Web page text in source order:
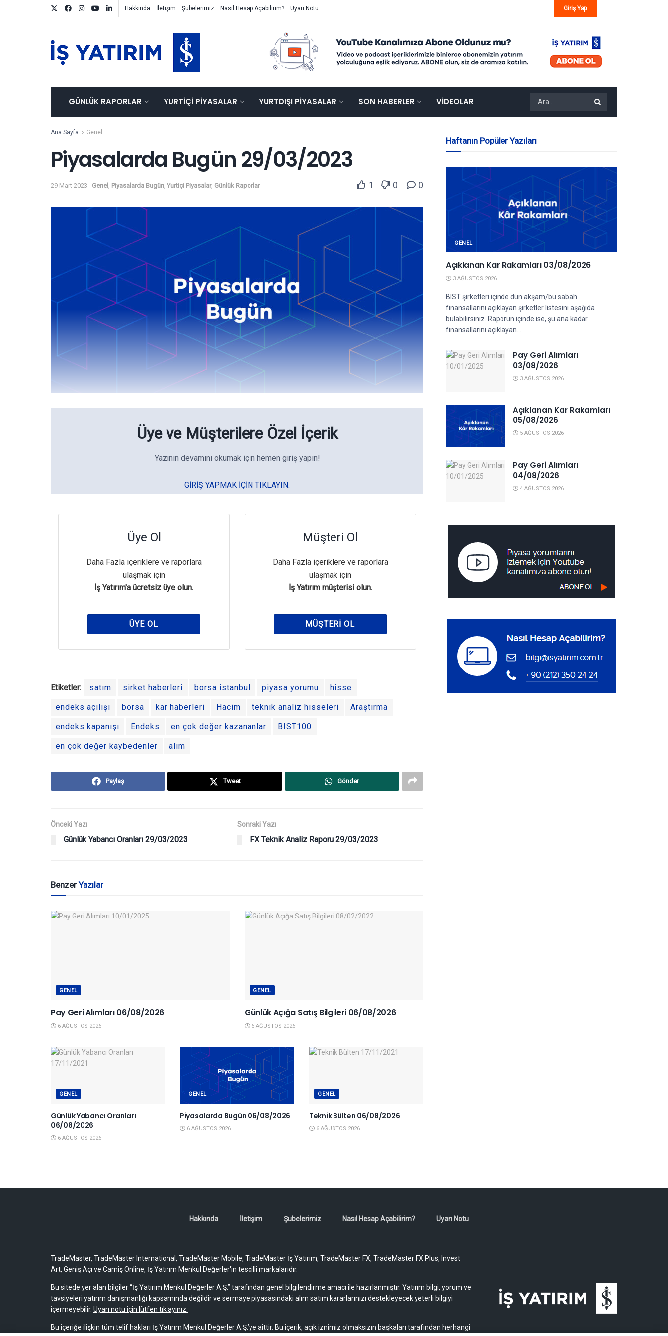
Hakkında İletişim Şubelerimiz Nasıl Hesap Açabilirim? Uyarı Notu Giriş Yap
GÜNLÜK RAPORLAR YURTIÇI PIYASALAR YURTDIŞI PIYASALAR SON HABERLER VIDEOLAR
Ana Sayfa Genel
Piyasalarda Bugün 29/03/2023
29 Mart 2023 Genel Piyasalarda Bugün Yurtiçi Piyasalar, Günlük Raporlar 1 0 0
Üye ve Müşterilere Özel İçerik
Yazının devamını okumak için hemen giriş yapın!
GIRIŞ YAPMAK IÇIN TIKLAYIN.
Üye Ol
Daha Fazla içeriklere ve raporlara
ulaşmak için
İş Yatırım'a ücretsiz üye olun.
ÜYE OL
Müşteri Ol
Daha Fazla içeriklere ve raporlara
ulaşmak için
İş Yatırım müşterisi olun.
MÜŞTERI OL
Etiketler: satım sirket haberleri borsa istanbul piyasa yorumu hisse
endeks açılışı borsa kar haberleri Hacim teknik analiz hisseleri Araştırma
endeks kapanışı Endeks en çok değer kazananlar BIST100
en çok değer kaybedenler alım
Paylaş Tweet Gönder
Önceki Yazı
Günlük Yabancı Oranları 29/03/2023
Sonraki Yazı
FX Teknik Analiz Raporu 29/03/2023
BenzerYazılar
GENEL
Pay Geri Alımları 06/08/2026
6 AĞUSTOS 2026
GENEL
Günlük Açığa Satış Bilgileri 06/08/2026
6 AĞUSTOS 2026
GENEL
Günlük Yabancı Oranları
06/08/2026
6 AĞUSTOS 2026
GENEL
Piyasalarda Bugün 06/08/2026
6 AĞUSTOS 2026
GENEL
Teknik Bülten 06/08/2026
6 AĞUSTOS 2026
Haftanın Popüler Yazıları
GENEL
Açıklanan Kar Rakamları 03/08/2026
3 AĞUSTOS 2026
BIST şirketleri içinde dün akşam/bu sabah
finansallarını açıklayan şirketler listesini aşağıda
bulabilirsiniz. Raporun içinde ise, şu ana kadar
finansallarını açıklayan...
Pay Geri Alımları
03/08/2026
3 AĞUSTOS 2026
Açıklanan Kar Rakamları
05/08/2026
5 AĞUSTOS 2026
Pay Geri Alımları
04/08/2026
4 AĞUSTOS 2026
Hakkında İletişim Şubelerimiz Nasıl Hesap Açabilirim? Uyarı Notu
TradeMaster, TradeMaster International, TradeMaster Mobile, TradeMaster İş Yatırım, TradeMaster FX, TradeMaster FX Plus, Invest
Art, Geniş Açı ve Camiş Online, İş Yatırım Menkul Değerler'in tescilli markalarıdır.
Bu sitede yer alan bilgiler “İş Yatırım Menkul Değerler A.Ş.” tarafından genel bilgilendirme amacı ile hazırlanmıştır. Yatırım bilgi, yorum ve
tavsiyeleri yatırım danışmanlığı kapsamında değildir ve sermaye piyasasındaki alım satım kararlarınızı destekleyecek yeterli bilgiyi
içermeyebilir. Uyarı notu için lütfen tıklayınız.
Bu içeriğe ilişkin tüm telif hakları İş Yatırım Menkul Değerler A.Ş.’ye aittir. Bu içerik, açık iznimiz olmaksızın başkaları tarafından herhangi